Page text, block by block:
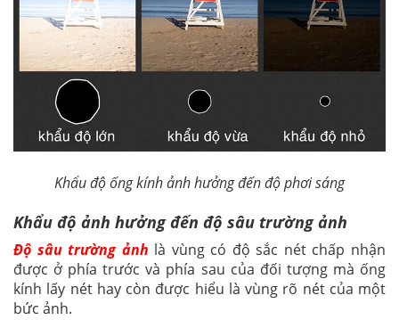
Khẩu độ ống kính ảnh hưởng đến độ phơi sáng
Khẩu độ ảnh hưởng đến độ sâu trường ảnh
Độ sâu trường ảnh là vùng có độ sắc nét chấp nhận
được ở phía trước và phía sau của đối tượng mà ống
kính lấy nét hay còn được hiểu là vùng rõ nét của một
bức ảnh.